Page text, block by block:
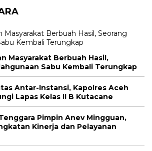
Masyarakat Berbuah Hasil,
Sabu Kembali Terungkap
Antar-Instansi, Kapolres Aceh
Lapas Kelas II B Kutacane
Pimpin Anev Mingguan,
Kinerja dan Pelayanan